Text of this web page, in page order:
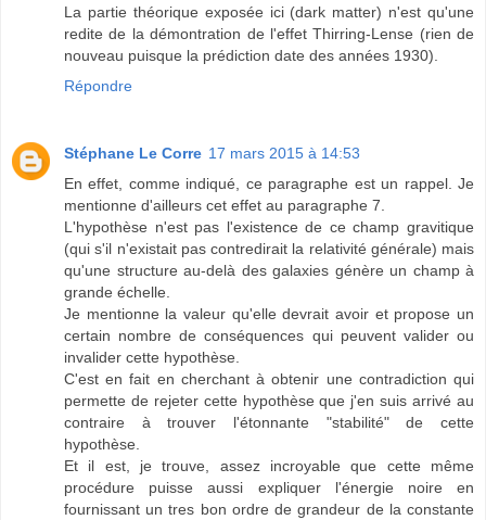
La partie théorique exposée ici (dark matter) n'est qu'une
redite de la démontration de l'effet Thirring-Lense (rien de
nouveau puisque la prédiction date des années 1930).
Répondre
Stéphane Le Corre 17 mars 2015 à 14:53
En effet, comme indiqué, ce paragraphe est un rappel. Je
mentionne d'ailleurs cet effet au paragraphe 7.
L'hypothèse n'est pas l'existence de ce champ gravitique
(qui s'il n'existait pas contredirait la relativité générale) mais
qu'une structure au-delà des galaxies génère un champ à
grande échelle.
Je mentionne la valeur qu'elle devrait avoir et propose un
certain nombre de conséquences qui peuvent valider ou
invalider cette hypothèse.
C'est en fait en cherchant à obtenir une contradiction qui
permette de rejeter cette hypothèse que j'en suis arrivé au
contraire à trouver l'étonnante "stabilité" de cette
hypothèse.
Et il est, je trouve, assez incroyable que cette même
procédure puisse aussi expliquer l'énergie noire en
fournissant un tres bon ordre de grandeur de la constante